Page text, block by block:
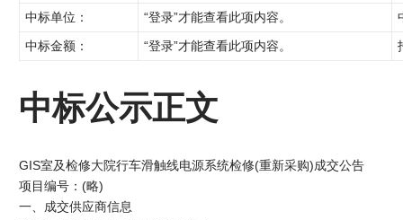
中标单位：
“登录”才能查看此项内容。
中标金额：
“登录”才能查看此项内容。
中标公示正文
GIS室及检修大院行车滑触线电源系统检修(重新采购)成交公告
项目编号：(略)
一、成交供应商信息